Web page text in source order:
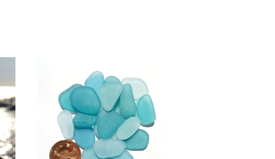
グ
SS-511(2～2.5cm/クラフト
用)水色系シーグラス素材
¥600
SOLD OUT